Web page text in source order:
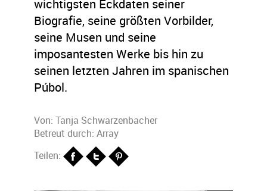
wichtigsten Eckdaten seiner
Biografie, seine größten Vorbilder,
seine Musen und seine
imposantesten Werke bis hin zu
seinen letzten Jahren im spanischen
Púbol.
Von:Tanja Schwarzenbacher
Betreut durch: Array
Teilen: